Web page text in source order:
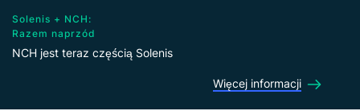
Solenis + NCH:
Razem naprzód
NCH jest teraz częścią Solenis
Więcej informacji